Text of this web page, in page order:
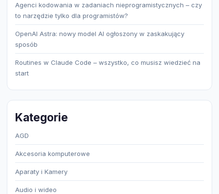
Agenci kodowania w zadaniach nieprogramistycznych – czy
to narzędzie tylko dla programistów?
OpenAI Astra: nowy model AI ogłoszony w zaskakujący
sposób
Routines w Claude Code – wszystko, co musisz wiedzieć na
start
Kategorie
AGD
Akcesoria komputerowe
Aparaty i Kamery
Audio i wideo